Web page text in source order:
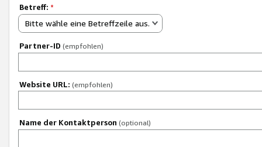
Betreff: *
Bitte wähle eine Betreffzeile aus.
Partner-ID (empfohlen)
Website URL: (empfohlen)
Name der Kontaktperson (optional)